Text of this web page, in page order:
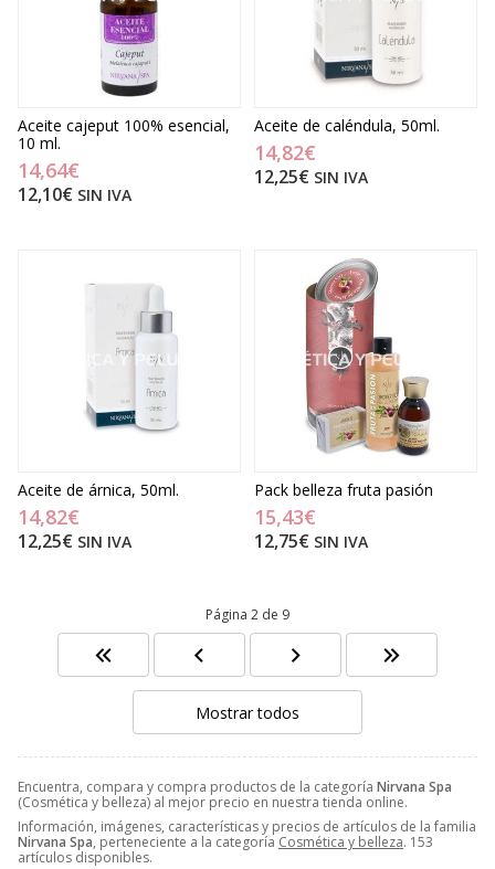
Encuentra, compara y compra productos de la categoría Nirvana Spa
(Cosmética y belleza) al mejor precio en nuestra tienda online.
Información, imágenes, características y precios de artículos de la familia
Nirvana Spa, perteneciente a la categoría Cosmética y belleza. 153
artículos disponibles.
Aceite cajeput 100% esencial,
10 ml.
14,64€
12,10€ SIN IVA
Aceite de caléndula, 50ml.
14,82€
12,25€ SIN IVA
Aceite de árnica, 50ml.
14,82€
12,25€ SIN IVA
Pack belleza fruta pasión
15,43€
12,75€ SIN IVA
Página 2 de 9
Mostrar todos